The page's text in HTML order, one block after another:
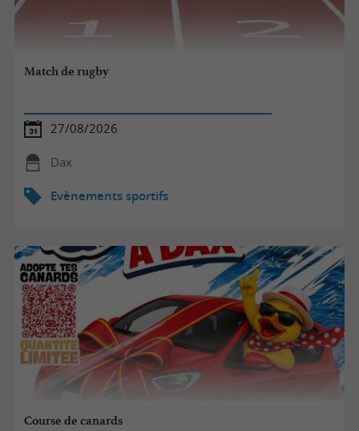
Match de rugby
27/08/2026
Dax
Evènements sportifs
Course de canards